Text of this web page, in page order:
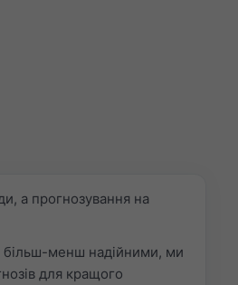
а прогнозування на
більш-менш надійними, ми
для кращого